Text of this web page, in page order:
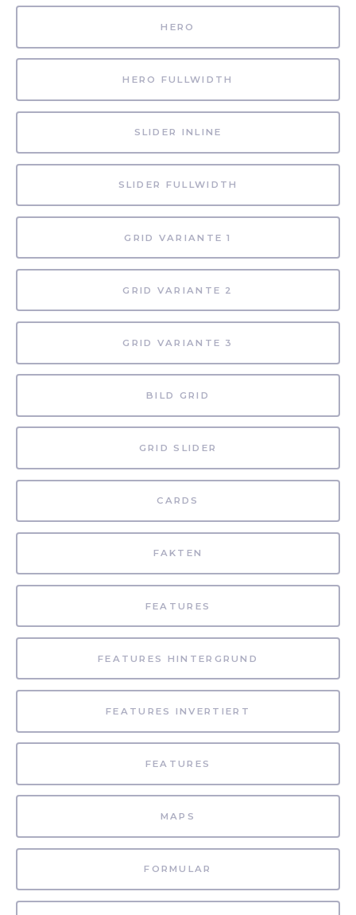
HERO
HERO FULLWIDTH
SLIDER INLINE
SLIDER FULLWIDTH
GRID VARIANTE 1
GRID VARIANTE 2
GRID VARIANTE 3
BILD GRID
GRID SLIDER
CARDS
FAKTEN
FEATURES
FEATURES HINTERGRUND
FEATURES INVERTIERT
FEATURES
MAPS
FORMULAR